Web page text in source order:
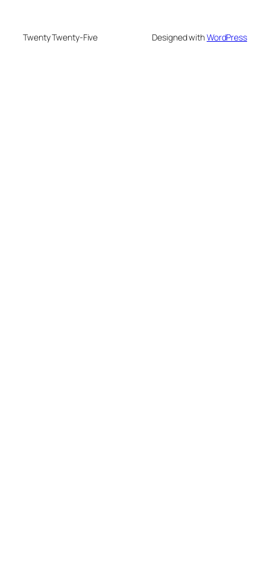
Twenty Twenty-Five Designed withWordPress